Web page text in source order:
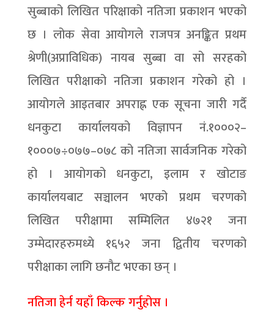
सुब्बाको लिखित परिक्षाको नतिजा प्रकाशन भएको
छ । लोक सेवा आयोगले राजपत्र अनङ्कित प्रथम
श्रेणी(अप्राविधिक) नायब सुब्बा वा सो सरहको
लिखित परीक्षाको नतिजा प्रकाशन गरेको हो ।
आयोगले आइतबार अपराह्न एक सूचना जारी गर्दै
धनकुटा कार्यालयको विज्ञापन नं.१०००२–
१०००७÷०७७–०७८ को नतिजा सार्वजनिक गरेको
हो । आयोगको धनकुटा, इलाम र खोटाङ
कार्यालयबाट सञ्चालन भएको प्रथम चरणको
लिखित परीक्षामा सम्मिलित ४७२१ जना
उम्मेदारहरुमध्ये १६५२ जना द्वितीय चरणको
परीक्षाका लागि छनौट भएका छन् ।
नतिजा हेर्न यहाँ किल्क गर्नुहोस ।